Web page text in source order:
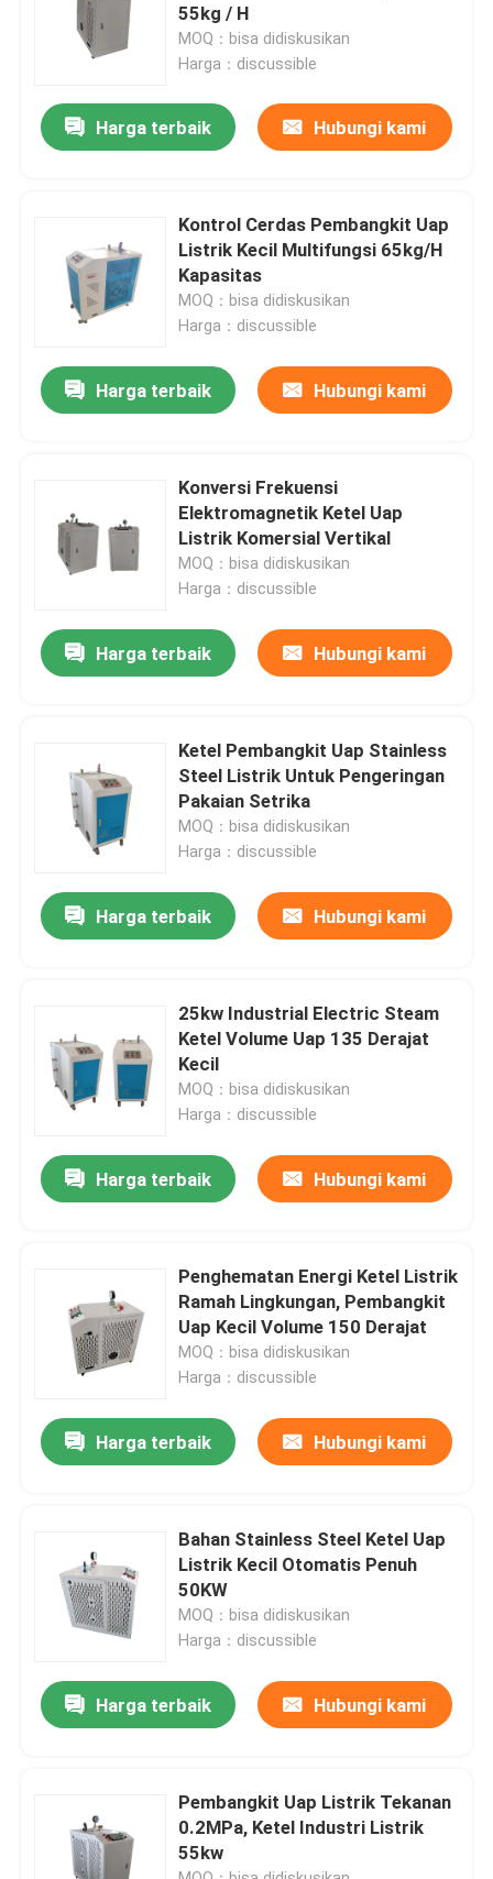
Produk
Tentang kami
Tur Pabrik
Hubungi kami
Ketel Pemanas Listrik
Ketel Listrik yang Dipasang di Dinding
55kg / H
MOQ：bisa didiskusikan
Harga：discussible
Harga terbaik Hubungi kami
Kontrol Cerdas Pembangkit Uap
Listrik Kecil Multifungsi 65kg/H
Kapasitas
MOQ：bisa didiskusikan
Harga：discussible
Harga terbaik Hubungi kami
Konversi Frekuensi
Elektromagnetik Ketel Uap
Listrik Komersial Vertikal
MOQ：bisa didiskusikan
Harga：discussible
Harga terbaik Hubungi kami
Ketel Pembangkit Uap Stainless
Steel Listrik Untuk Pengeringan
Pakaian Setrika
MOQ：bisa didiskusikan
Harga：discussible
Harga terbaik Hubungi kami
25kw Industrial Electric Steam
Ketel Volume Uap 135 Derajat
Kecil
MOQ：bisa didiskusikan
Harga：discussible
Harga terbaik Hubungi kami
Penghematan Energi Ketel Listrik
Ramah Lingkungan, Pembangkit
Uap Kecil Volume 150 Derajat
MOQ：bisa didiskusikan
Harga：discussible
Harga terbaik Hubungi kami
Bahan Stainless Steel Ketel Uap
Listrik Kecil Otomatis Penuh
50KW
MOQ：bisa didiskusikan
Harga：discussible
Harga terbaik Hubungi kami
Pembangkit Uap Listrik Tekanan
0.2MPa, Ketel Industri Listrik
55kw